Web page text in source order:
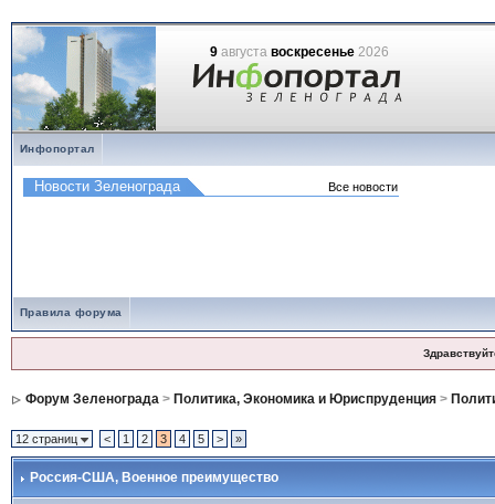
9августа воскресенье2026
Инфопортал
Правила форума
Форум Зеленограда> Политика, Экономика и Юриспруденция>
12 страниц < 1 2 3 4 5 > »
Россия-США, Военное преимущество